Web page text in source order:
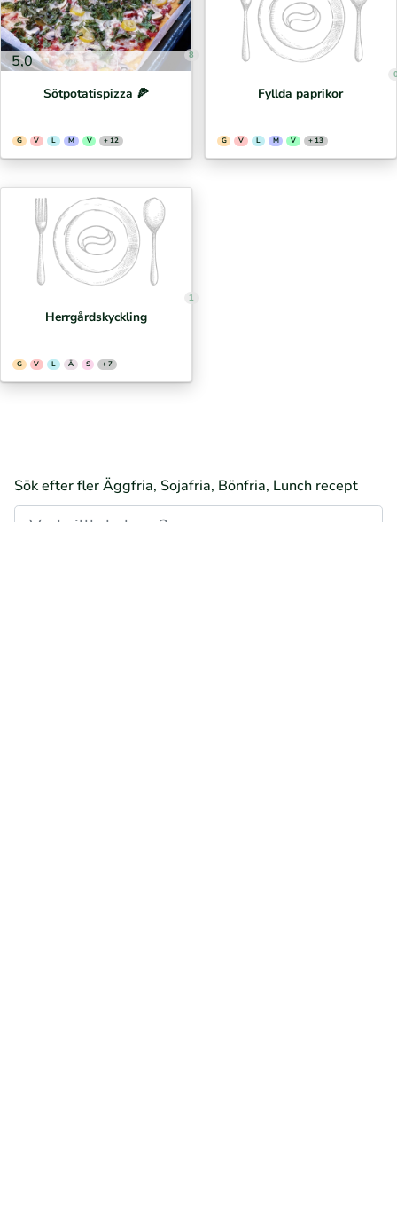
5,0 8
Sötpotatispizza 🍕⁣
G V L M V + 12
Fyllda paprikor
G V L M V + 13
1
Herrgårdskyckling
G V L Ä S + 7
Sök efter fler Äggfria, Sojafria, Bönfria, Lunch recept